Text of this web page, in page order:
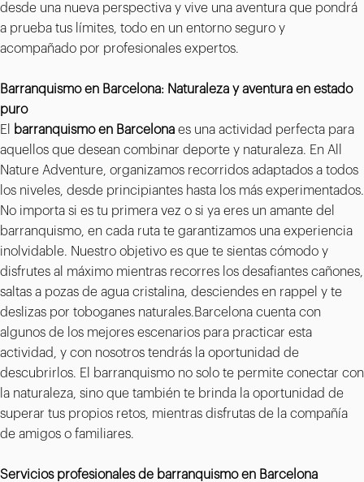
desde una nueva perspectiva y vive una aventura que pondrá
a prueba tus límites, todo en un entorno seguro y
acompañado por profesionales expertos.
Barranquismo en Barcelona: Naturaleza y aventura en estado
puro
El
barranquismo en Barcelona es una actividad perfecta para
aquellos que desean combinar deporte y naturaleza. En All
Nature Adventure, organizamos recorridos adaptados a todos
los niveles, desde principiantes hasta los más experimentados.
No importa si es tu primera vez o si ya eres un amante del
barranquismo, en cada ruta te garantizamos una experiencia
inolvidable. Nuestro objetivo es que te sientas cómodo y
disfrutes al máximo mientras recorres los desafiantes cañones,
saltas a pozas de agua cristalina, desciendes en rappel y te
deslizas por toboganes naturales.Barcelona cuenta con
algunos de los mejores escenarios para practicar esta
actividad, y con nosotros tendrás la oportunidad de
descubrirlos. El barranquismo no solo te permite conectar con
la naturaleza, sino que también te brinda la oportunidad de
superar tus propios retos, mientras disfrutas de la compañía
de amigos o familiares.
Servicios profesionales de barranquismo en Barcelona